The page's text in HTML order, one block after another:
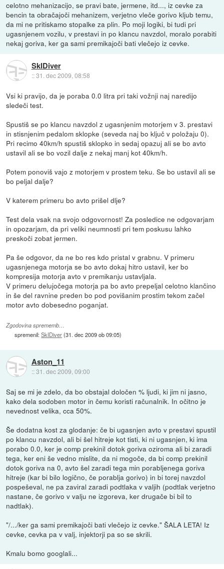
celotno mehanizacijo, se pravi bate, jermene, itd..., iz cevke za
bencin ta obračajoči mehanizem, verjetno vleče gorivo kljub temu,
da mi ne pritiskamo stopalke za plin. Po moji logiki, bi tudi pri
ugasnjenem vozilu, v prestavi in po klancu navzdol, moralo porabiti
nekaj goriva, ker ga sami premikajoči bati vlečejo iz cevke.
SkIDiver
::31. dec 2009, 08:58
Vsi ki pravijo, da je poraba 0.0 litra pri taki vožnji naj naredijo
sledeči test.
Spustiš se po klancu navzdol z ugasnjenim motorjem v 3. prestavi
in stisnjenim pedalom sklopke (seveda naj bo ključ v položaju 0).
Pri recimo 40km/h spustiš sklopko in sedaj opazuj ali se bo avto
ustavil ali se bo vozil dalje z nekaj manj kot 40km/h.
Potem ponoviš vajo z motorjem v prostem teku. Se bo ustavil ali se
bo peljal dalje?
V katerem primeru bo avto prišel dlje?
Test dela vsak na svojo odgovornost! Za posledice ne odgovarjam
in opozarjam, da pri veliki neumnosti pri tem poskusu lahko
preskoči zobat jermen.
Pa še odgovor, da ne bo res kdo pristal v grabnu. V primeru
ugasnjenega motorja se bo avto dokaj hitro ustavil, ker bo
kompresija motorja avto v premikanju ustavljala.
V primeru delujočega motorja pa bo avto prepeljal celotno klančino
in še del ravnine preden bo pod povišanim prostim tekom začel
motor avto dobesedno poganjat.
Zgodovina sprememb…
spremenil:SkIDiver(31. dec 2009 ob 09:05)
Aston_11
::31. dec 2009, 09:00
Saj se mi je zdelo, da bo obstajal določen % ljudi, ki jim ni jasno,
kako dela sodoben motor in čemu koristi računalnik. In očitno je
nevednost velika, cca 50%.
Še dodatna kost za glodanje: če bi ugasnjen avto v prestavi spustil
po klancu navzdol, ali bi šel hitreje kot tisti, ki ni ugasnjen, ki ima
porabo 0.0, ker je comp prekinil dotok goriva oziroma ali bi zaradi
tega, ker eni še vedno mislite, da ni mogoče, da bi comp prekinil
dotok goriva na 0, avto šel zaradi tega min porabljenega goriva
hitreje (kar bi bilo logično, če porablja gorivo) in bi torej navzdol
pospeševal, ne pa zaviral zaradi podtlaka v valjih (podtlak verjetno
nastane, če gorivo v valju ne izgoreva, ker drugače bi bil to
nadtlak).
"/.../ker ga sami premikajoči bati vlečejo iz cevke." ŠALA LETA! Iz
cevke, cevka pa v valj, injektorji pa so se skrili.
Kmalu bomo googlali...